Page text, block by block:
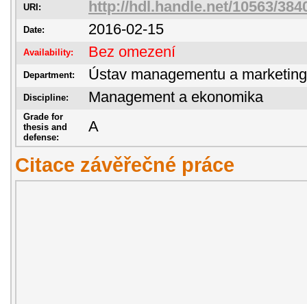
URI: http://hdl.handle.net/10563/
Date: 2016-02-15
Availability: Bez omezení
Department: Ústav managementu a
Discipline: Management a ekonomika
Grade for
thesis and
defense:
A
Citace závěřečné práce